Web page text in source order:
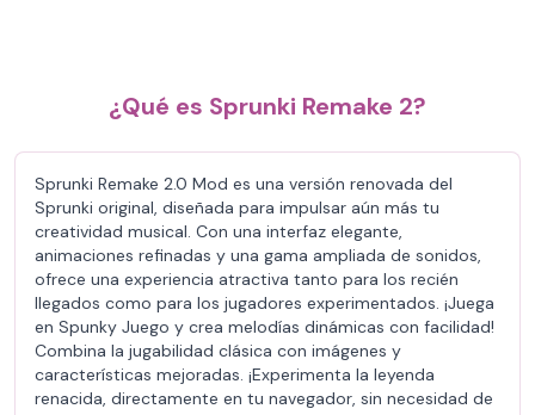
¿Qué es Sprunki Remake 2?
Sprunki Remake 2.0 Mod es una versión renovada del
Sprunki original, diseñada para impulsar aún más tu
creatividad musical. Con una interfaz elegante,
animaciones refinadas y una gama ampliada de sonidos,
ofrece una experiencia atractiva tanto para los recién
llegados como para los jugadores experimentados. ¡Juega
en Spunky Juego y crea melodías dinámicas con facilidad!
Combina la jugabilidad clásica con imágenes y
características mejoradas. ¡Experimenta la leyenda
renacida, directamente en tu navegador, sin necesidad de